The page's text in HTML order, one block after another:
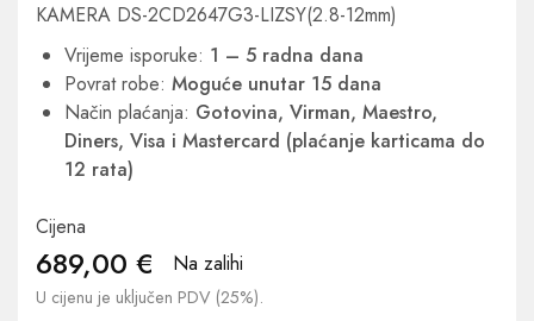
KAMERA DS-2CD2647G3-LIZSY(2.8-12mm)
Vrijeme isporuke: 1 – 5 radna dana
Povrat robe: Moguće unutar 15 dana
Način plaćanja: Gotovina, Virman, Maestro,
Diners, Visa i Mastercard (plaćanje karticama do
12 rata)
Cijena
689,00 € Na zalihi
U cijenu je uključen PDV (25%).